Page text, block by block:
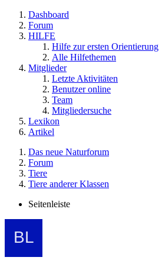
Dashboard
Forum
HILFE
Hilfe zur ersten Orientierung
Alle Hilfethemen
Mitglieder
Letzte Aktivitäten
Benutzer online
Team
Mitgliedersuche
Lexikon
Artikel
Das neue Naturforum
Forum
Tiere
Tiere anderer Klassen
Seitenleiste